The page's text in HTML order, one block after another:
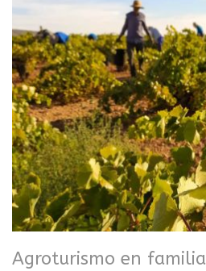
Agroturismo en familia